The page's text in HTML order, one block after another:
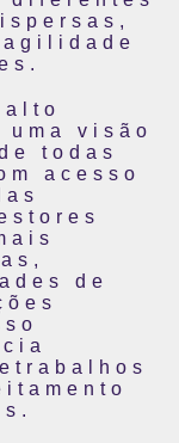
alto
visão
todas
acesso
de